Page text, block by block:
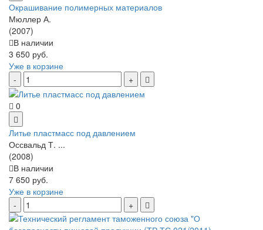
Окрашивание полимерных материалов
Мюллер А.
(2007)
В наличии
3 650 руб.
Уже в корзине
0
Литье пластмасс под давлением
Оссвальд Т. ...
(2008)
В наличии
7 650 руб.
Уже в корзине